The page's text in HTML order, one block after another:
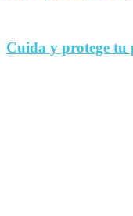
Cuida y protege tu